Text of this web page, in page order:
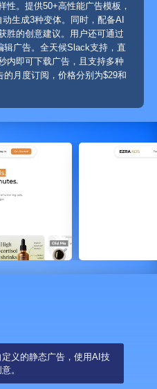
性。提供50+高性能广告模板，
生成3种变体。同时，配备AI
胜的创意建议。用户还可通过
辑广告。全天候Slack支持，直
内即可下载广告，且支持多种
月度订阅，价格分别为$29和
义的静态广告，使用AI技
。